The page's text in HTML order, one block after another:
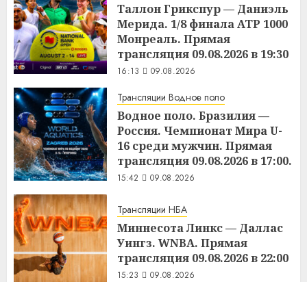
Таллон Грикспур — Даниэль
Мерида. 1/8 финала ATP 1000
Монреаль. Прямая
трансляция 09.08.2026 в 19:30
16:13 09.08.2026
Трансляции Водное поло
Водное поло. Бразилия —
Россия. Чемпионат Мира U-
16 среди мужчин. Прямая
трансляция 09.08.2026 в 17:00.
15:42 09.08.2026
Трансляции НБА
Миннесота Линкс — Даллас
Уингз. WNBA. Прямая
трансляция 09.08.2026 в 22:00
15:23 09.08.2026